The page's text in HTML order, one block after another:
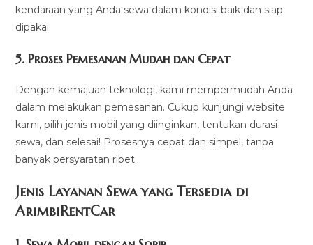
kendaraan yang Anda sewa dalam kondisi baik dan siap
dipakai.
5.Proses Pemesanan Mudah dan Cepat
Dengan kemajuan teknologi, kami mempermudah Anda
dalam melakukan pemesanan. Cukup kunjungi website
kami, pilih jenis mobil yang diinginkan, tentukan durasi
sewa, dan selesai! Prosesnya cepat dan simpel, tanpa
banyak persyaratan ribet.
Jenis Layanan Sewa yang Tersedia di
ArimbiRentCar